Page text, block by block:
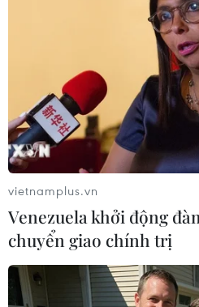
Quân đội Philippines,
diễn tập đổ bộ
01/10/2015 13:39
vietnamplus.vn
Venezuela khởi động
chuyển giao chính trị